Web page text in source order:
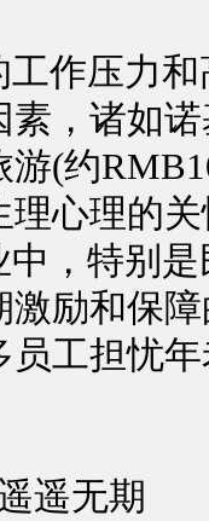
压力和
，诸如
(约
心理的
，特别
激励和保
工担忧
遥无期